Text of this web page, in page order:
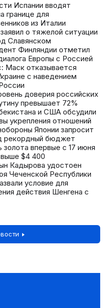
Испании вводят
границе для
из Италии
о тяжелой ситуации
Славянском
Финляндии отметил
Европы с Россией
Маск отказывается
с наведением
доверия российских
превышает 72%
и США обсудили
укрепления отношений
Японии запросит
рекордный бюджет
впервые с 17 июня
$4 400
Кадырова удостоен
Чеченской Республики
условие для
действия Шенгена с